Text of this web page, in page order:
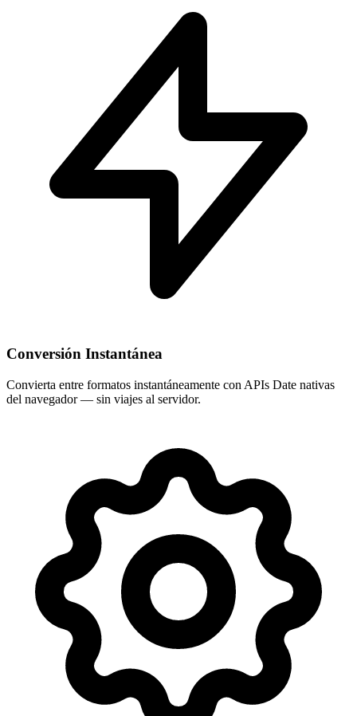
Conversión Instantánea
Convierta entre formatos instantáneamente con APIs Date nativas
del navegador — sin viajes al servidor.